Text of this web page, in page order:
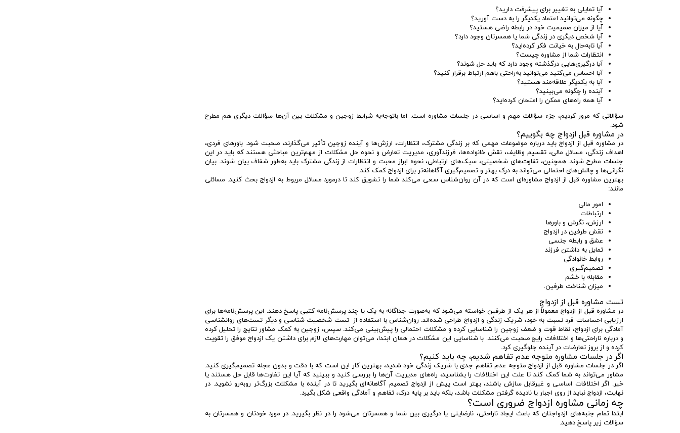
آیا تمایلی به تغییر برای پیشرفت دارید؟
چگونه می‌توانید اعتماد یکدیگر را به دست آورید؟
آیا از میزان صمیمیت خود در رابطه راضی هستید؟
آیا شخص دیگری در زندگی شما یا همسرتان وجود دارد؟
آیا تابه‌حال به خیانت فکر کرده‌اید؟
انتظارات شما از مشاوره چیست؟
آیا درگیری‌هایی درگذشته وجود دارد که باید حل شوند؟
آیا احساس می‌کنید می‌توانید به‌راحتی باهم ارتباط برقرار کنید؟
آیا به یکدیگر علاقه‌مند هستید؟
آینده را چگونه می‌بینید؟
آیا همه راه‌های ممکن را امتحان کرده‌اید؟
سؤالاتی که مرور کردیم، جزء سؤالات مهم و اساسی در جلسات مشاوره است. اما باتوجه‌به شرایط زوجین و مشکلات بین آن‌ها سؤالات دیگری هم مطرح
شود.
در مشاوره قبل ازدواج چه بگوییم؟
در مشاوره قبل از ازدواج باید درباره موضوعات مهمی که بر زندگی مشترک، انتظارات، ارزش‌ها و آینده زوجین تأثیر می‌گذارند، صحبت شود. باورهای فردی،
اهداف زندگی، مسائل مالی، تقسیم وظایف، نقش خانواده‌ها، فرزندآوری، مدیریت تعارض و نحوه حل مشکلات از مهم‌ترین مباحثی هستند که باید در این
جلسات مطرح شوند. همچنین، تفاوت‌های شخصیتی، سبک‌های ارتباطی، نحوه ابراز محبت و انتظارات از زندگی مشترک باید به‌طور شفاف بیان شوند. بیان
نگرانی‌ها و چالش‌های احتمالی می‌تواند به درک بهتر و تصمیم‌گیری آگاهانه‌تر برای ازدواج کمک کند.
بهترین مشاوره قبل از ازدواج مشاوره‌ای است که در آن روان‌شناس سعی می‌کند شما را تشویق کند تا درمورد مسائل مربوط به ازدواج بحث کنید. مسائلی
مانند:
امور مالی
ارتباطات
ارزش، نگرش و باورها
نقش طرفین در ازدواج
عشق و رابطه جنسی
تمایل به داشتن فرزند
روابط خانوادگی
تصمیم‌گیری
مقابله با خشم
میزان شناخت طرفین.
تست مشاوره قبل از ازدواج
در مشاوره قبل از ازدواج معمولاً از هر یک از طرفین خواسته می‌شود که به‌صورت جداگانه به یک یا چند پرسش‌نامه کتبی پاسخ دهند. این پرسش‌نامه‌ها برای
ارزیابی احساسات فرد نسبت به خود، شریک زندگی و ازدواج طراحی شده‌اند. روان‌شناس با استفاده از تست شخصیت شناسی و دیگر تست‌های روانشناسی
آمادگی برای ازدواج، نقاط قوت و ضعف زوجین را شناسایی کرده و مشکلات احتمالی را پیش‌بینی می‌کند. سپس، زوجین به کمک مشاور نتایج را تحلیل کرده
و درباره ناراحتی‌ها و اختلافات رایج صحبت می‌کنند. با شناسایی این مشکلات در همان ابتدا، می‌توان مهارت‌های لازم برای داشتن یک ازدواج موفق را تقویت
کرده و از بروز تعارضات در آینده جلوگیری کرد.
اگر در جلسات مشاوره متوجه عدم تفاهم شدیم، چه باید کنیم؟
اگر در جلسات مشاوره قبل از ازدواج متوجه عدم تفاهم جدی با شریک زندگی خود شدید، بهترین کار این است که با دقت و بدون عجله تصمیم‌گیری کنید.
مشاور می‌تواند به شما کمک کند تا علت این اختلافات را بشناسید، راه‌های مدیریت آن‌ها را بررسی کنید و ببینید که آیا این تفاوت‌ها قابل حل هستند یا
خیر. اگر اختلافات اساسی و غیرقابل سازش باشند، بهتر است پیش از ازدواج تصمیم آگاهانه‌ای بگیرید تا در آینده با مشکلات بزرگ‌تر روبه‌رو نشوید. در
نهایت، ازدواج نباید از روی اجبار یا نادیده گرفتن مشکلات باشد، بلکه باید بر پایه درک، تفاهم و آمادگی واقعی شکل بگیرد.
چه زمانی مشاوره ازدواج ضروری است؟
ابتدا تمام جنبه‌های ازدواجتان که باعث ایجاد ناراحتی، نارضایتی یا درگیری بین شما و همسرتان می‌شود را در نظر بگیرید. در مورد خودتان و همسرتان به
سؤالات زیر پاسخ دهید.